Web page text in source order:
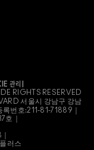
관리
RIGHTS RESERVED
서울시 강남구 강남
록번호:211-81-71889｜
호｜
러스